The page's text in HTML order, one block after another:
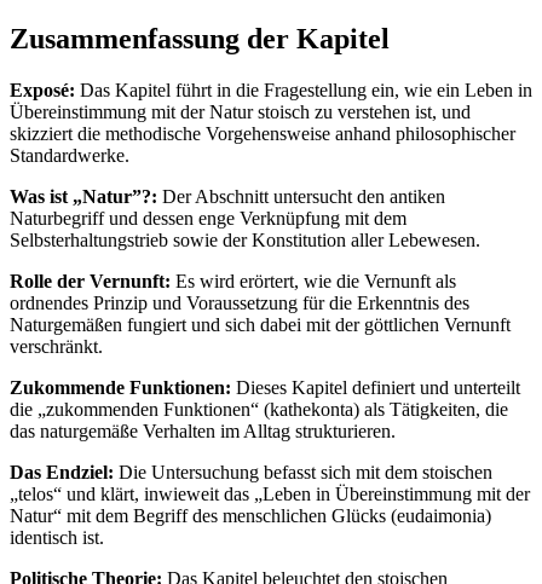
Zusammenfassung der Kapitel
Exposé: Das Kapitel führt in die Fragestellung ein, wie ein Leben in
Übereinstimmung mit der Natur stoisch zu verstehen ist, und
skizziert die methodische Vorgehensweise anhand philosophischer
Standardwerke.
Was ist „Natur”?: Der Abschnitt untersucht den antiken
Naturbegriff und dessen enge Verknüpfung mit dem
Selbsterhaltungstrieb sowie der Konstitution aller Lebewesen.
Rolle der Vernunft: Es wird erörtert, wie die Vernunft als
ordnendes Prinzip und Voraussetzung für die Erkenntnis des
Naturgemäßen fungiert und sich dabei mit der göttlichen Vernunft
verschränkt.
Zukommende Funktionen: Dieses Kapitel definiert und unterteilt
die „zukommenden Funktionen“ (kathekonta) als Tätigkeiten, die
das naturgemäße Verhalten im Alltag strukturieren.
Das Endziel: Die Untersuchung befasst sich mit dem stoischen
„telos“ und klärt, inwieweit das „Leben in Übereinstimmung mit der
Natur“ mit dem Begriff des menschlichen Glücks (eudaimonia)
identisch ist.
Politische Theorie: Das Kapitel beleuchtet den stoischen